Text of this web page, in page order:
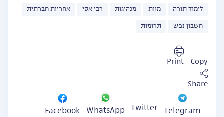
לימוד תורה מוות מנהיגות רבי אסי אחריות חברתית
חשבון נפש תרומות
Copy
Print
Share
Telegram
Twitter
WhatsApp
Facebook